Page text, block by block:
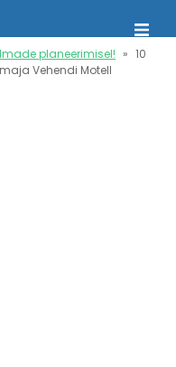
planeerimisel!
10
Vehendi Motell